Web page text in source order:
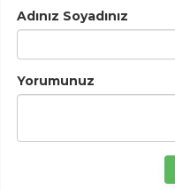
Adınız Soyadınız
Yorumunuz